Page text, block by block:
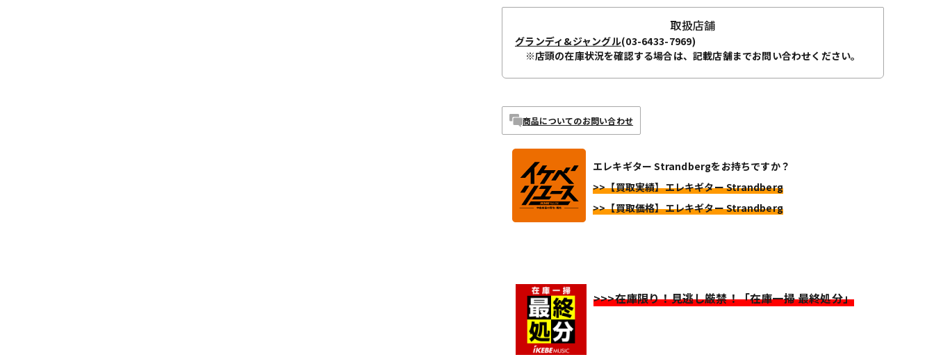
取扱店舗
グランディ&ジャングル(03-6433-7969)
※店頭の在庫状況を確認する場合は、記載店舗までお問い合わせください。
商品についてのお問い合わせ
エレキギター Strandbergをお持ちですか？
>>【買取実績】エレキギター Strandberg
>>【買取価格】エレキギター Strandberg
>>>在庫限り！見逃し厳禁！「在庫一掃 最終処分」